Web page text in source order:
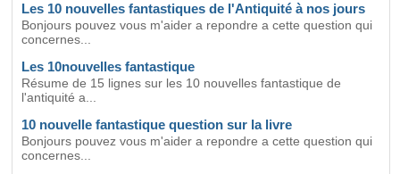
Les 10 nouvelles fantastiques de l'Antiquité à nos jours
Bonjours pouvez vous m'aider a repondre a cette question qui
concernes...
Les 10nouvelles fantastique
Résume de 15 lignes sur les 10 nouvelles fantastique de
l'antiquité a...
10 nouvelle fantastique question sur la livre
Bonjours pouvez vous m'aider a repondre a cette question qui
concernes...